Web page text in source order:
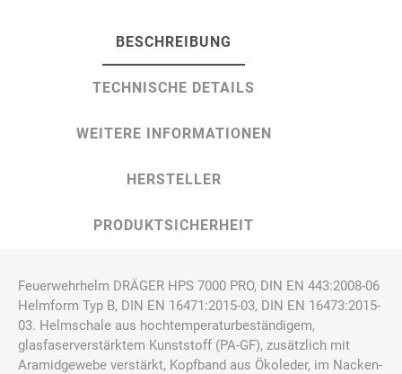
BESCHREIBUNG
TECHNISCHE DETAILS
WEITERE INFORMATIONEN
HERSTELLER
PRODUKTSICHERHEIT
Feuerwehrhelm DRÄGER HPS 7000 PRO, DIN EN 443:2008-06
Helmform Typ B, DIN EN 16471:2015-03, DIN EN 16473:2015-
03. Helmschale aus hochtemperaturbeständigem,
glasfaserverstärktem Kunststoff (PA-GF), zusätzlich mit
Aramidgewebe verstärkt, Kopfband aus Ökoleder, im Nacken-